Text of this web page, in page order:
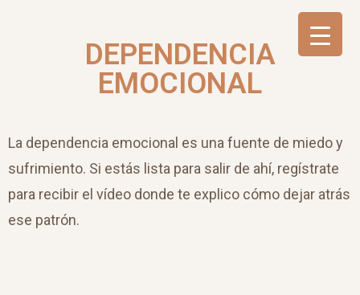
DEPENDENCIA
EMOCIONAL
La dependencia emocional es una fuente de miedo y
sufrimiento. Si estás lista para salir de ahí, regístrate
para recibir el vídeo donde te explico cómo dejar atrás
ese patrón.